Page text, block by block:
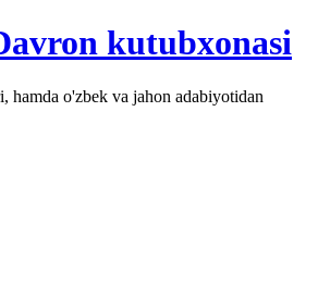
hamda o'zbek va jahon adabiyotidan